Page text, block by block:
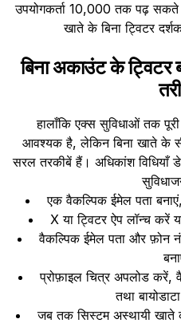
उपयोगकर्ता 10,000 तक पढ़
खाते के बिना ट्विटर
बिना अकाउंट के
हालाँकि एक्स सुविधाओं तक
आवश्यक है, लेकिन बिना खाते के
सरल तरकीबें हैं। अधिकांश विधियाँ
एक वैकल्पिक ईमेल पता
X या ट्विटर ऐप लॉन्च करें
वैकल्पिक ईमेल पता और फ़ोन
प्रोफ़ाइल चित्र अपलोड करें,
तथा
जब तक सिस्टम अस्थायी खाते